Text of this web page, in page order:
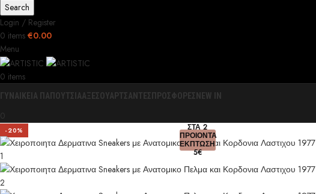
Search
Login / Register
0 items €0.00
Menu
0 items
ΓΥΝΑΙΚΕΙΑ ΠΑΠΟΥΤΣΙΑΑΞΕΣΟΥΑΡΤΣΑΝΤΕΣ ΠΡΟΣΦΟΡΕΣ NEW IN
0
-20% ΣΤΑ 2
ΠΡΟΙΟΝΤΑ
ΕΚΠΤΩΣΗ
5€